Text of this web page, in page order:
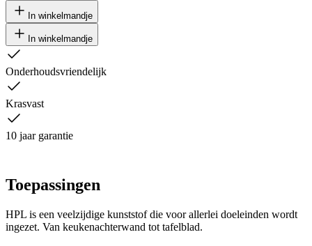
In winkelmandje
In winkelmandje
Onderhoudsvriendelijk
Krasvast
10 jaar garantie
Toepassingen
HPL is een veelzijdige kunststof die voor allerlei doeleinden wordt
ingezet. Van keukenachterwand tot tafelblad.